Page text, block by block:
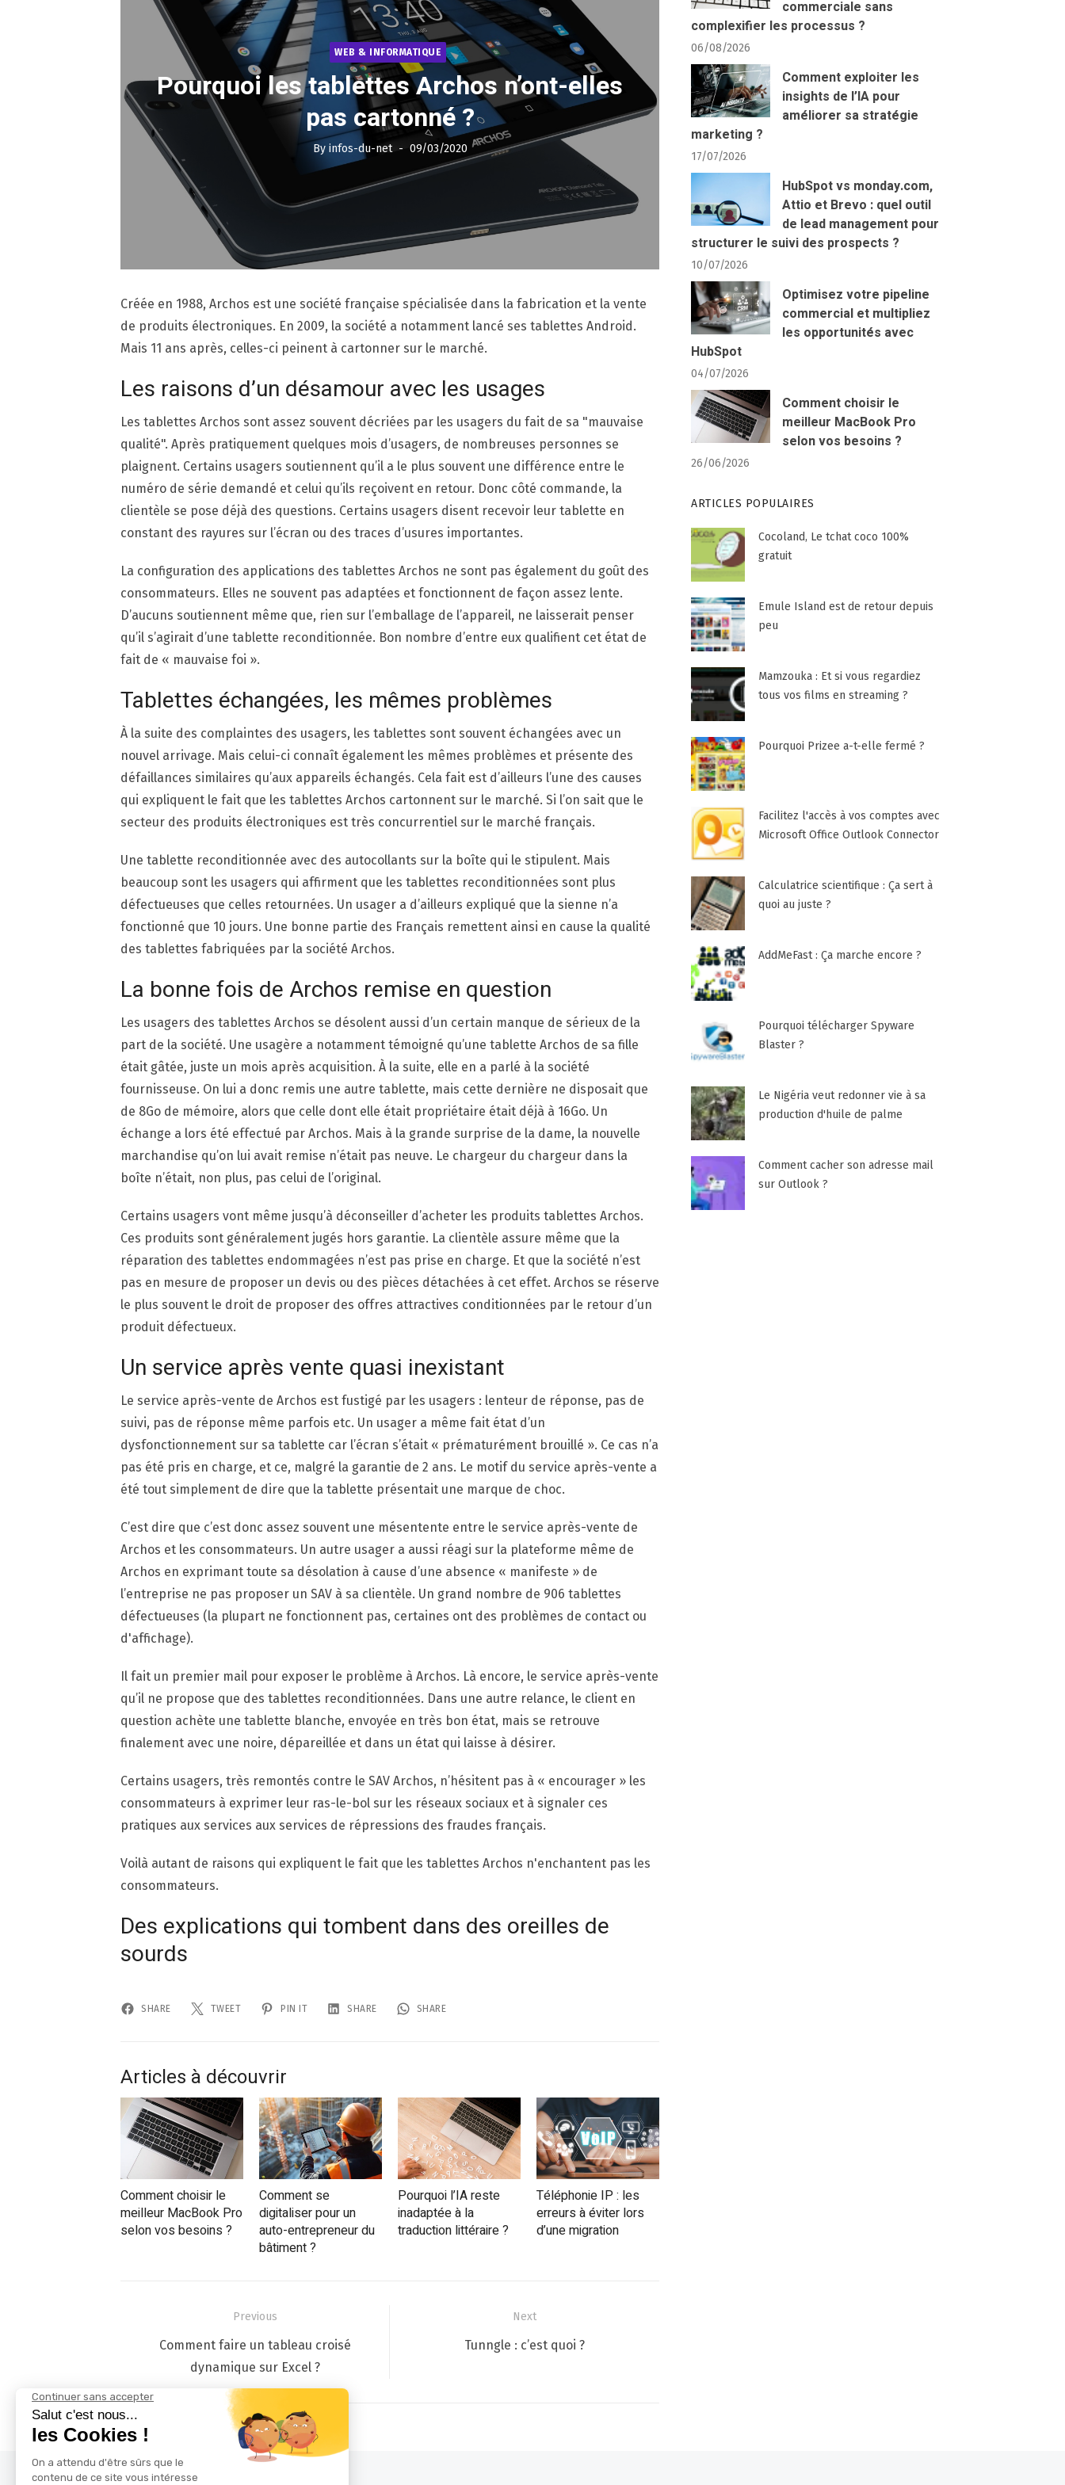
WEB & INFORMATIQUE
Pourquoi les tablettes Archos n’ont-elles
pas cartonné ?
By infos-du-net
Posted
09/03/2020
Créée en 1988, Archos est une société française spécialisée dans la fabrication et la vente
de produits électroniques. En 2009, la société a notamment lancé ses tablettes Android.
Mais 11 ans après, celles-ci peinent à cartonner sur le marché.
Les raisons d’un désamour avec les usages
Les tablettes Archos sont assez souvent décriées par les usagers du fait de sa "mauvaise
qualité". Après pratiquement quelques mois d’usagers, de nombreuses personnes se
plaignent. Certains usagers soutiennent qu’il a le plus souvent une différence entre le
numéro de série demandé et celui qu’ils reçoivent en retour. Donc côté commande, la
clientèle se pose déjà des questions. Certains usagers disent recevoir leur tablette en
constant des rayures sur l’écran ou des traces d’usures importantes.
La configuration des applications des tablettes Archos ne sont pas également du goût des
consommateurs. Elles ne souvent pas adaptées et fonctionnent de façon assez lente.
D’aucuns soutiennent même que, rien sur l’emballage de l’appareil, ne laisserait penser
qu’il s’agirait d’une tablette reconditionnée. Bon nombre d’entre eux qualifient cet état de
fait de « mauvaise foi ».
Tablettes échangées, les mêmes problèmes
À la suite des complaintes des usagers, les tablettes sont souvent échangées avec un
nouvel arrivage. Mais celui-ci connaît également les mêmes problèmes et présente des
défaillances similaires qu’aux appareils échangés. Cela fait est d’ailleurs l’une des causes
qui expliquent le fait que les tablettes Archos cartonnent sur le marché. Si l’on sait que le
secteur des produits électroniques est très concurrentiel sur le marché français.
Une tablette reconditionnée avec des autocollants sur la boîte qui le stipulent. Mais
beaucoup sont les usagers qui affirment que les tablettes reconditionnées sont plus
défectueuses que celles retournées. Un usager a d’ailleurs expliqué que la sienne n’a
fonctionné que 10 jours. Une bonne partie des Français remettent ainsi en cause la qualité
des tablettes fabriquées par la société Archos.
La bonne fois de Archos remise en question
Les usagers des tablettes Archos se désolent aussi d’un certain manque de sérieux de la
part de la société. Une usagère a notamment témoigné qu’une tablette Archos de sa fille
était gâtée, juste un mois après acquisition. À la suite, elle en a parlé à la société
fournisseuse. On lui a donc remis une autre tablette, mais cette dernière ne disposait que
de 8Go de mémoire, alors que celle dont elle était propriétaire était déjà à 16Go. Un
échange a lors été effectué par Archos. Mais à la grande surprise de la dame, la nouvelle
marchandise qu’on lui avait remise n’était pas neuve. Le chargeur du chargeur dans la
boîte n’était, non plus, pas celui de l’original.
Certains usagers vont même jusqu’à déconseiller d’acheter les produits tablettes Archos.
Ces produits sont généralement jugés hors garantie. La clientèle assure même que la
réparation des tablettes endommagées n’est pas prise en charge. Et que la société n’est
pas en mesure de proposer un devis ou des pièces détachées à cet effet. Archos se réserve
le plus souvent le droit de proposer des offres attractives conditionnées par le retour d’un
produit défectueux.
Un service après vente quasi inexistant
Le service après-vente de Archos est fustigé par les usagers : lenteur de réponse, pas de
suivi, pas de réponse même parfois etc. Un usager a même fait état d’un
dysfonctionnement sur sa tablette car l’écran s’était « prématurément brouillé ». Ce cas n’a
pas été pris en charge, et ce, malgré la garantie de 2 ans. Le motif du service après-vente a
été tout simplement de dire que la tablette présentait une marque de choc.
C’est dire que c’est donc assez souvent une mésentente entre le service après-vente de
Archos et les consommateurs. Un autre usager a aussi réagi sur la plateforme même de
Archos en exprimant toute sa désolation à cause d’une absence « manifeste » de
l’entreprise ne pas proposer un SAV à sa clientèle. Un grand nombre de 906 tablettes
défectueuses (la plupart ne fonctionnent pas, certaines ont des problèmes de contact ou
d'affichage).
Il fait un premier mail pour exposer le problème à Archos. Là encore, le service après-vente
qu’il ne propose que des tablettes reconditionnées. Dans une autre relance, le client en
question achète une tablette blanche, envoyée en très bon état, mais se retrouve
finalement avec une noire, dépareillée et dans un état qui laisse à désirer.
Certains usagers, très remontés contre le SAV Archos, n’hésitent pas à « encourager » les
consommateurs à exprimer leur ras-le-bol sur les réseaux sociaux et à signaler ces
pratiques aux services aux services de répressions des fraudes français.
Voilà autant de raisons qui expliquent le fait que les tablettes Archos n'enchantent pas les
consommateurs.
Des explications qui tombent dans des oreilles de
sourds
SHARE TWEET PIN IT SHARE SHARE
Articles à découvrir
Comment choisir le
meilleur MacBook Pro
selon vos besoins ?
Comment se
digitaliser pour un
auto-entrepreneur du
bâtiment ?
Pourquoi l’IA reste
inadaptée à la
traduction littéraire ?
Téléphonie IP : les
erreurs à éviter lors
d’une migration
l’article
Previous
Previous
Comment faire un tableau croisé
dynamique sur Excel ?
Next
Next
Tunngle : c’est quoi ?
commerciale sans
complexifier les processus ?
06/08/2026
Comment exploiter les
insights de l’IA pour
améliorer sa stratégie
marketing ?
17/07/2026
HubSpot vs monday.com,
Attio et Brevo : quel outil
de lead management pour
structurer le suivi des prospects ?
10/07/2026
Optimisez votre pipeline
commercial et multipliez
les opportunités avec
HubSpot
04/07/2026
Comment choisir le
meilleur MacBook Pro
selon vos besoins ?
26/06/2026
ARTICLES POPULAIRES
Cocoland, Le tchat coco 100%
gratuit
Emule Island est de retour depuis
peu
Mamzouka : Et si vous regardiez
tous vos films en streaming ?
Pourquoi Prizee a-t-elle fermé ?
Facilitez l'accès à vos comptes avec
Microsoft Office Outlook Connector
Calculatrice scientifique : Ça sert à
quoi au juste ?
AddMeFast : Ça marche encore ?
Pourquoi télécharger Spyware
Blaster ?
Le Nigéria veut redonner vie à sa
production d'huile de palme
Comment cacher son adresse mail
sur Outlook ?